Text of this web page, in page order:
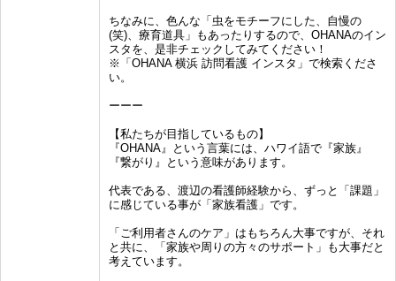
ちなみに、色んな「虫をモチーフにした、自慢の
(笑)、療育道具」もあったりするので、OHANAのイン
スタを、是非チェックしてみてください！
※「OHANA 横浜 訪問看護 インスタ」で検索くださ
い。
ーーー
【私たちが目指しているもの】
『OHANA』という言葉には、ハワイ語で『家族』
『繋がり』という意味があります。
代表である、渡辺の看護師経験から、ずっと「課題」
に感じている事が「家族看護」です。
「ご利用者さんのケア」はもちろん大事ですが、それ
と共に、「家族や周りの方々のサポート」も大事だと
考えています。